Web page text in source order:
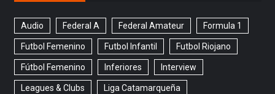
Audio Federal A Federal Amateur Formula 1
Futbol Femenino Futbol Infantil Futbol Riojano
Fútbol Femenino Inferiores Interview
Leagues & Clubs Liga Catamarqueña